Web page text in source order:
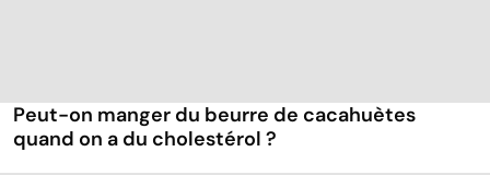
Peut-on manger du beurre de cacahuètes
quand on a du cholestérol ?